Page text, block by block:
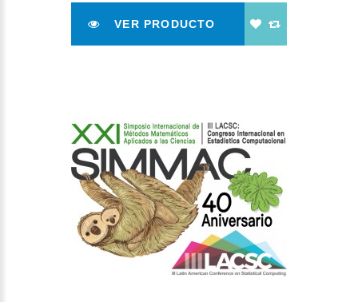
VER PRODUCTO